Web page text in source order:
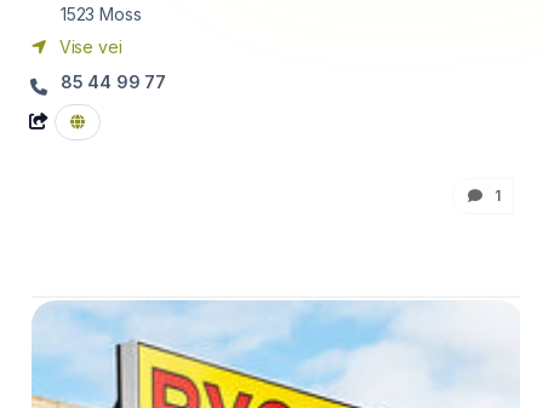
1523 Moss
Vise vei
85 44 99 77
1